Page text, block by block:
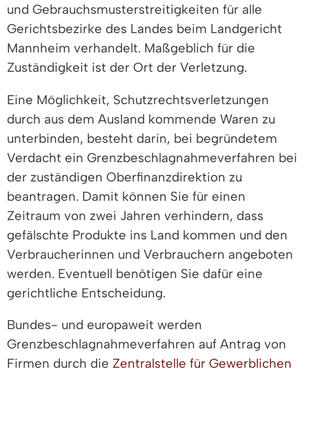
und Gebrauchsmusterstreitigkeiten für alle
Gerichtsbezirke des Landes beim Landgericht
Mannheim verhandelt. Maßgeblich für die
Zuständigkeit ist der Ort der Verletzung.
Eine Möglichkeit, Schutzrechtsverletzungen
durch aus dem Ausland kommende Waren zu
unterbinden, besteht darin, bei begründetem
Verdacht ein Grenzbeschlagnahmeverfahren bei
der zuständigen Oberfinanzdirektion zu
beantragen. Damit können Sie für einen
Zeitraum von zwei Jahren verhindern, dass
gefälschte Produkte ins Land kommen und den
Verbraucherinnen und Verbrauchern angeboten
werden. Eventuell benötigen Sie dafür eine
gerichtliche Entscheidung.
Bundes- und europaweit werden
Grenzbeschlagnahmeverfahren auf Antrag von
Firmen durch die Zentralstelle für Gewerblichen